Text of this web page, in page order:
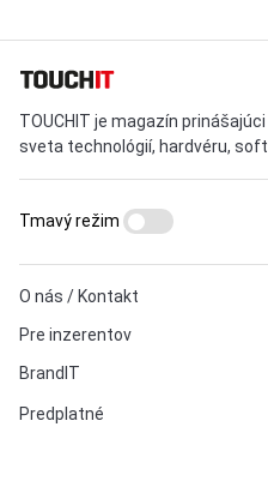
TOUCHIT je magazín
sveta technológií, hardvéru,
O nás / Kontakt
Pre inzerentov
BrandIT
Predplatné
Tmavý režim